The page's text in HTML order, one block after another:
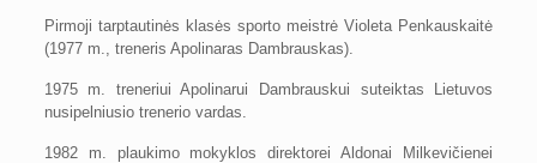
Pirmoji tarptautinės klasės sporto meistrė Violeta Penkauskaitė
(1977 m., treneris Apolinaras Dambrauskas).
1975 m. treneriui Apolinarui Dambrauskui suteiktas Lietuvos
nusipelniusio trenerio vardas.
1982 m. plaukimo mokyklos direktorei Aldonai Milkevičienei